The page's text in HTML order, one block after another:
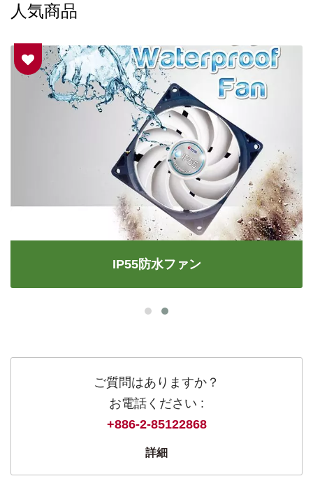
人気商品
IP55防水ファン
ご質問はありますか？
お電話ください :
+886-2-85122868
詳細